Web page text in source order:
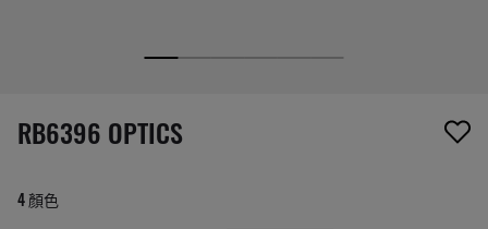
1 項商品已從您的願望清單移除
RB6396 OPTICS
4 顏色